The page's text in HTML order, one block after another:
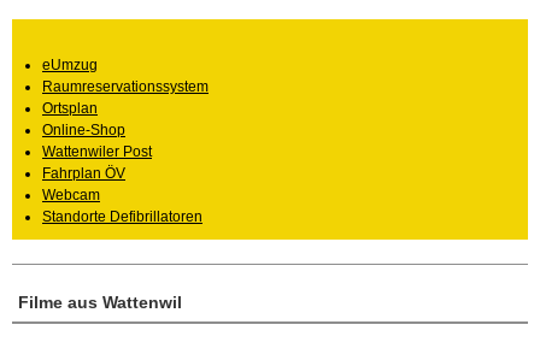
Filme aus Wattenwil
eUmzug
Raumreservationssystem
Ortsplan
Online-Shop
Wattenwiler Post
Fahrplan ÖV
Webcam
Standorte Defibrillatoren